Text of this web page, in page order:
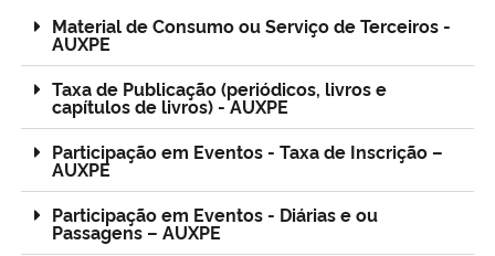
Material de Consumo ou Serviço de Terceiros -
AUXPE
Taxa de Publicação (periódicos, livros e
capítulos de livros) - AUXPE
Participação em Eventos - Taxa de Inscrição –
AUXPE
Participação em Eventos - Diárias e ou
Passagens – AUXPE